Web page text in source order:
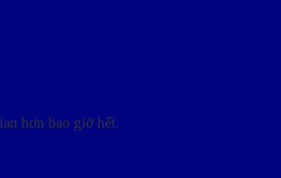
hơn bao giờ hết.